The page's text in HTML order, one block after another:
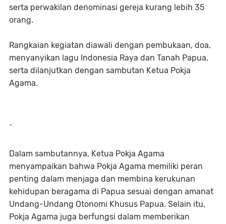
serta perwakilan denominasi gereja kurang lebih 35
orang.
Rangkaian kegiatan diawali dengan pembukaan, doa,
menyanyikan lagu Indonesia Raya dan Tanah Papua,
serta dilanjutkan dengan sambutan Ketua Pokja
Agama.
-
Dalam sambutannya, Ketua Pokja Agama
menyampaikan bahwa Pokja Agama memiliki peran
penting dalam menjaga dan membina kerukunan
kehidupan beragama di Papua sesuai dengan amanat
Undang-Undang Otonomi Khusus Papua. Selain itu,
Pokja Agama juga berfungsi dalam memberikan